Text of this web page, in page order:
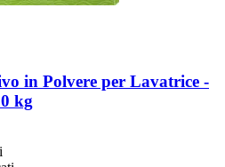
in Polvere per Lavatrice -​
kg